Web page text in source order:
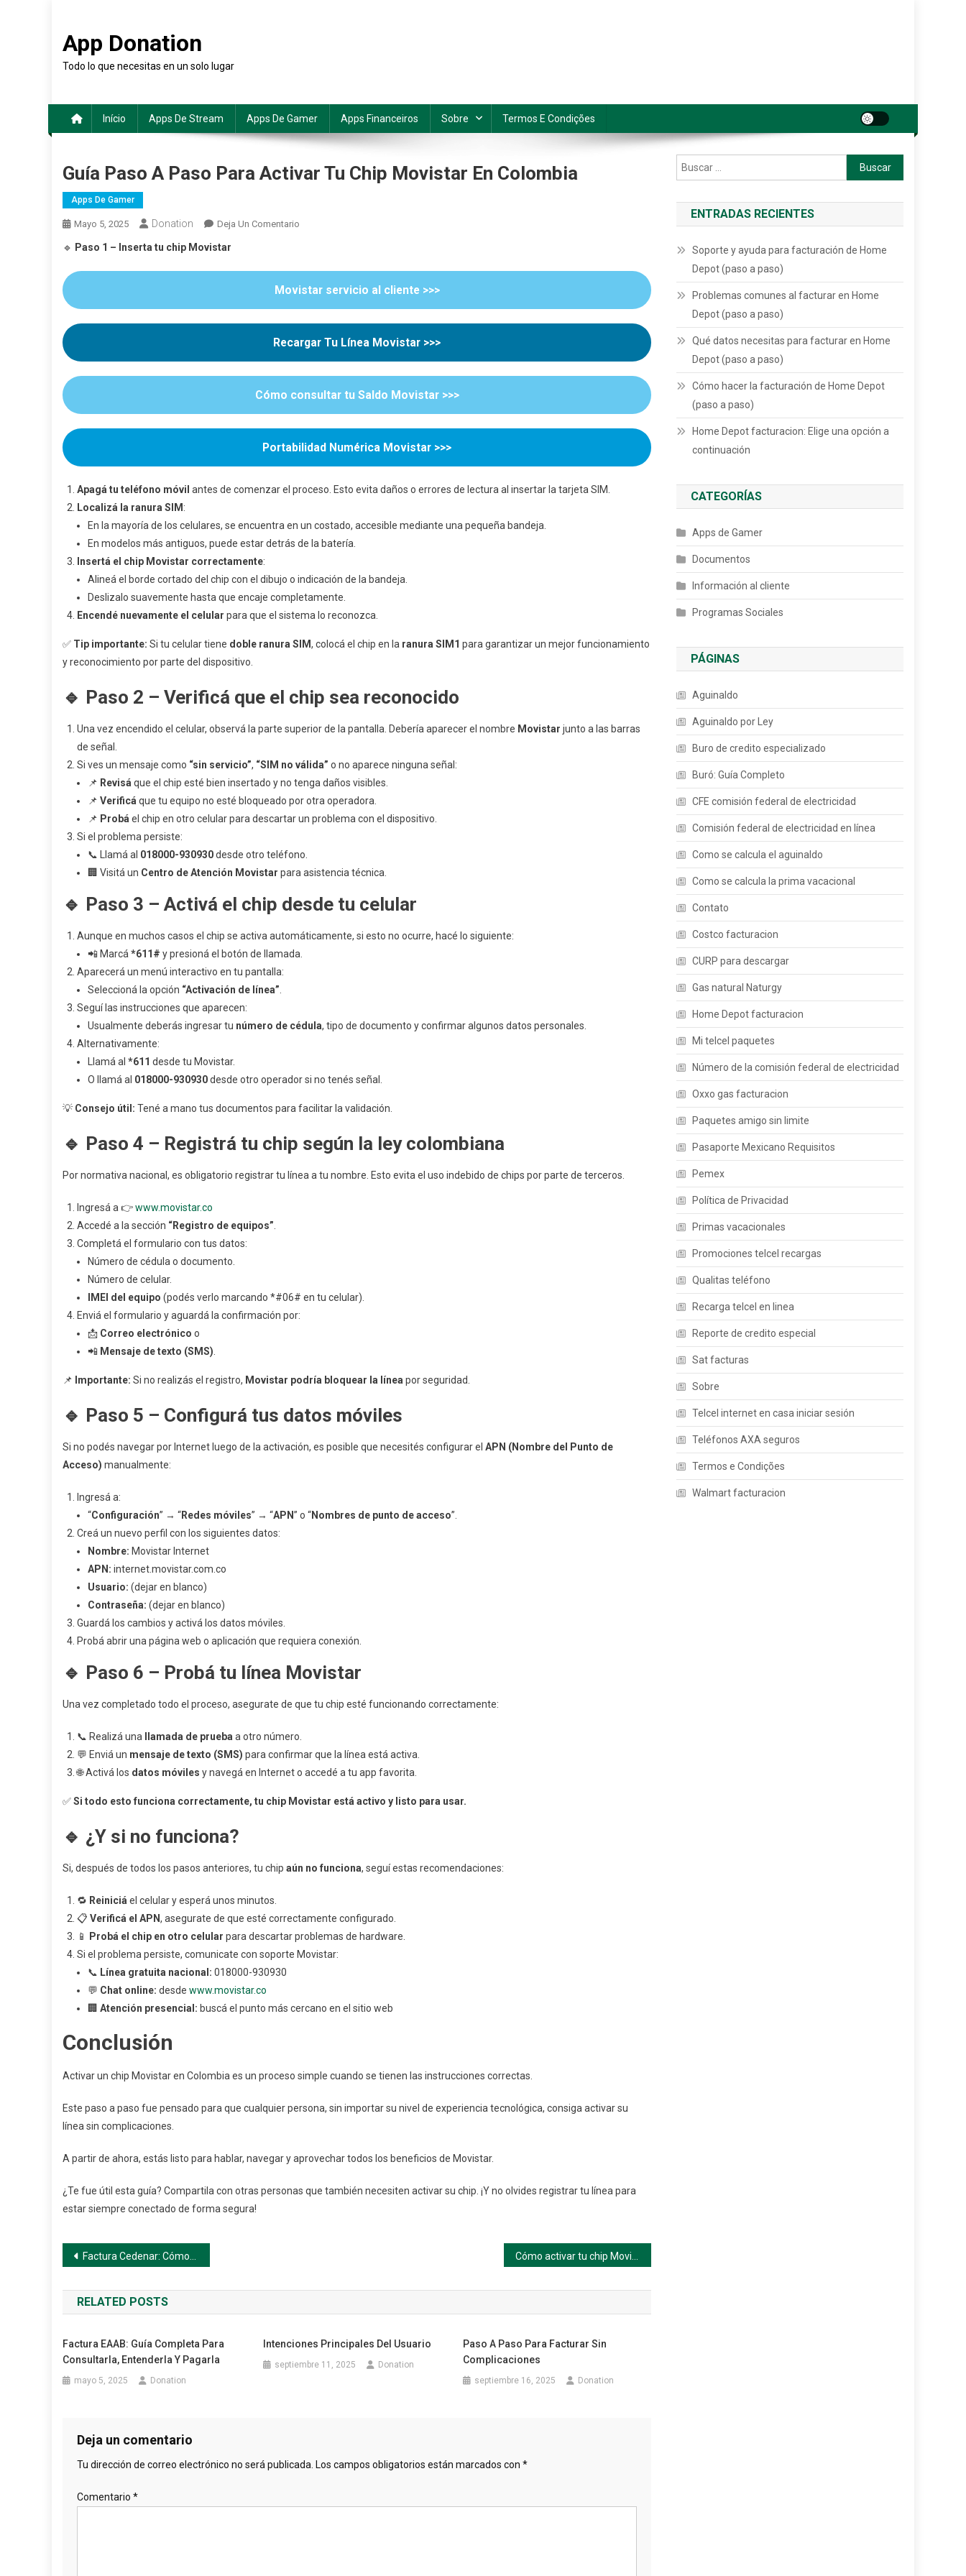
contenido
App Donation
Todo lo que necesitas en un solo lugar
Início Apps De Stream Apps De Gamer Apps Financeiros Sobre Termos E Condições
Guía Paso A Paso Para Activar Tu Chip Movistar En Colombia
Apps De Gamer
Mayo 5, 2025 Donation Deja Un Comentario
A
Paso
Activar
Tu
🔹 Paso 1 – Inserta tu chip Movistar
Movistar servicio al cliente >>>
Recargar Tu Línea Movistar >>>
Cómo consultar tu Saldo Movistar >>>
Portabilidad Numérica Movistar >>>
Apagá tu teléfono móvil antes de comenzar el proceso. Esto evita daños o errores de lectura al insertar la tarjeta SIM.
Localizá la ranura SIM :
En la mayoría de los celulares, se encuentra en un costado, accesible mediante una pequeña bandeja.
En modelos más antiguos, puede estar detrás de la batería.
Insertá el chip Movistar correctamente:
Alineá el borde cortado del chip con el dibujo o indicación de la bandeja.
Deslizalo suavemente hasta que encaje completamente.
Encendé nuevamente el celular para que el sistema lo reconozca.
✅ Tip importante: Si tu celular tiene doble ranura SIM, colocá el chip en la ranura SIM1 para garantizar un mejor funcionamiento
y reconocimiento por parte del dispositivo.
🔹 Paso 2 – Verificá que el chip sea reconocido
Una vez encendido el celular, observá la parte superior de la pantalla. Debería aparecer el nombre Movistar junto a las barras
de señal.
Si ves un mensaje como “sin servicio”, “SIM no válida” o no aparece ninguna señal:
📌 Revisá que el chip esté bien insertado y no tenga daños visibles.
📌 Verificá que tu equipo no esté bloqueado por otra operadora.
📌 Probá el chip en otro celular para descartar un problema con el dispositivo.
Si el problema persiste:
📞 Llamá al 018000-930930desde otro teléfono.
🏢 Visitá un Centro de Atención Movistar para asistencia técnica.
🔹 Paso 3 – Activá el chip desde tu celular
Aunque en muchos casos el chip se activa automáticamente, si esto no ocurre, hacé lo siguiente:
📲 Marcá *611# y presioná el botón de llamada.
Aparecerá un menú interactivo en tu pantalla:
Seleccioná la opción “Activación de línea”
Seguí las instrucciones que aparecen:
Usualmente deberás ingresar tu número de cédula, tipo de documento y confirmar algunos datos personales.
Alternativamente:
Llamá al *611 desde tu Movistar.
O llamá al 018000-930930desde otro operador si no tenés señal.
💡 Consejo útil: Tené a mano tus documentos para facilitar la validación.
🔹 Paso 4 – Registrá tu chip según la ley colombiana
Por normativa nacional, es obligatorio registrar tu línea a tu nombre. Esto evita el uso indebido de chips por parte de terceros.
Ingresá a 👉www.movistar.co
Accedé a la sección “Registro de equipos”
Completá el formulario con tus datos:
Número de cédula o documento.
Número de celular.
IMEI del equipo (podés verlo marcando *#06# en tu celular).
Enviá el formulario y aguardá la confirmación por:
📩 Correo electrónico o
📲 Mensaje de texto (SMS)
📌 Importante: Si no realizás el registro, Movistar podría bloquear la línea por seguridad.
🔹 Paso 5 – Configurá tus datos móviles
Si no podés navegar por Internet luego de la activación, es posible que necesités configurar el APN (Nombre del Punto de
Acceso) manualmente:
Ingresá a:
“Configuración” → “Redes móviles” → “APN” o “Nombres de punto de acceso”.
Creá un nuevo perfil con los siguientes datos:
Nombre: Movistar Internet
APN: internet.movistar.com.co
Usuario: (dejar en blanco)
Contraseña: (dejar en blanco)
Guardá los cambios y activá los datos móviles.
Probá abrir una página web o aplicación que requiera conexión.
🔹 Paso 6 – Probá tu línea Movistar
Una vez completado todo el proceso, asegurate de que tu chip esté funcionando correctamente:
📞 Realizá una llamada de prueba a otro número.
💬 Enviá un mensaje de texto (SMS) para confirmar que la línea está activa.
🌐 Activá los datos móviles y navegá en Internet o accedé a tu app favorita.
✅Si todo esto funciona correctamente, tu chip Movistar está activo y listo para usar.
🔹 ¿Y si no funciona?
Si, después de todos los pasos anteriores, tu chip aún no funciona, seguí estas recomendaciones:
🔁 Reiniciá el celular y esperá unos minutos.
📋 Verificá el APN, asegurate de que esté correctamente configurado.
📱
Probá el chip en otro celular para descartar problemas de hardware.
Si el problema persiste, comunicate con soporte Movistar:
📞 Línea gratuita nacional: 018000-930930
💬 Chat online: desde www.movistar.co
🏢 Atención presencial: buscá el punto más cercano en el sitio web
Conclusión
Activar un chip Movistar en Colombia es un proceso simple cuando se tienen las instrucciones correctas.
Este paso a paso fue pensado para que cualquier persona, sin importar su nivel de experiencia tecnológica, consiga activar su
línea sin complicaciones.
A partir de ahora, estás listo para hablar, navegar y aprovechar todos los beneficios de Movistar.
¿Te fue útil esta guía? Compartila con otras personas que también necesiten activar su chip. ¡Y no olvides registrar tu línea para
estar siempre conectado de forma segura!
Navegación
de
entradas
Factura Cedenar: Cómo Consultarla, Descargarla y Pagarla de Forma Segura
RELATED POSTS
Factura EAAB: Guía Completa Para
Consultarla, Entenderla Y Pagarla
mayo 5, 2025 Donation
Intenciones Principales Del Usuario
septiembre 11, 2025 Donation
Paso A Paso Para Facturar Sin
Complicaciones
septiembre 16, 2025 Donation
Deja un comentario
Tu dirección de correo electrónico no será publicada. Los campos obligatorios están marcados con *
Comentario *
Buscar:
ENTRADAS RECIENTES
Soporte y ayuda para facturación de Home
Depot (paso a paso)
Problemas comunes al facturar en Home
Depot (paso a paso)
Qué datos necesitas para facturar en Home
Depot (paso a paso)
Cómo hacer la facturación de Home Depot
(paso a paso)
Home Depot facturacion: Elige una opción a
continuación
CATEGORÍAS
Apps de Gamer
Documentos
Información al cliente
Programas Sociales
PÁGINAS
Aguinaldo
Aguinaldo por Ley
Buro de credito especializado
Buró: Guía Completo
CFE comisión federal de electricidad
Comisión federal de electricidad en línea
Como se calcula el aguinaldo
Como se calcula la prima vacacional
Contato
Costco facturacion
CURP para descargar
Gas natural Naturgy
Home Depot facturacion
Mi telcel paquetes
Número de la comisión federal de electricidad
Oxxo gas facturacion
Paquetes amigo sin limite
Pasaporte Mexicano Requisitos
Pemex
Política de Privacidad
Primas vacacionales
Promociones telcel recargas
Qualitas teléfono
Recarga telcel en linea
Reporte de credito especial
Sat facturas
Sobre
Telcel internet en casa iniciar sesión
Teléfonos AXA seguros
Termos e Condições
Walmart facturacion